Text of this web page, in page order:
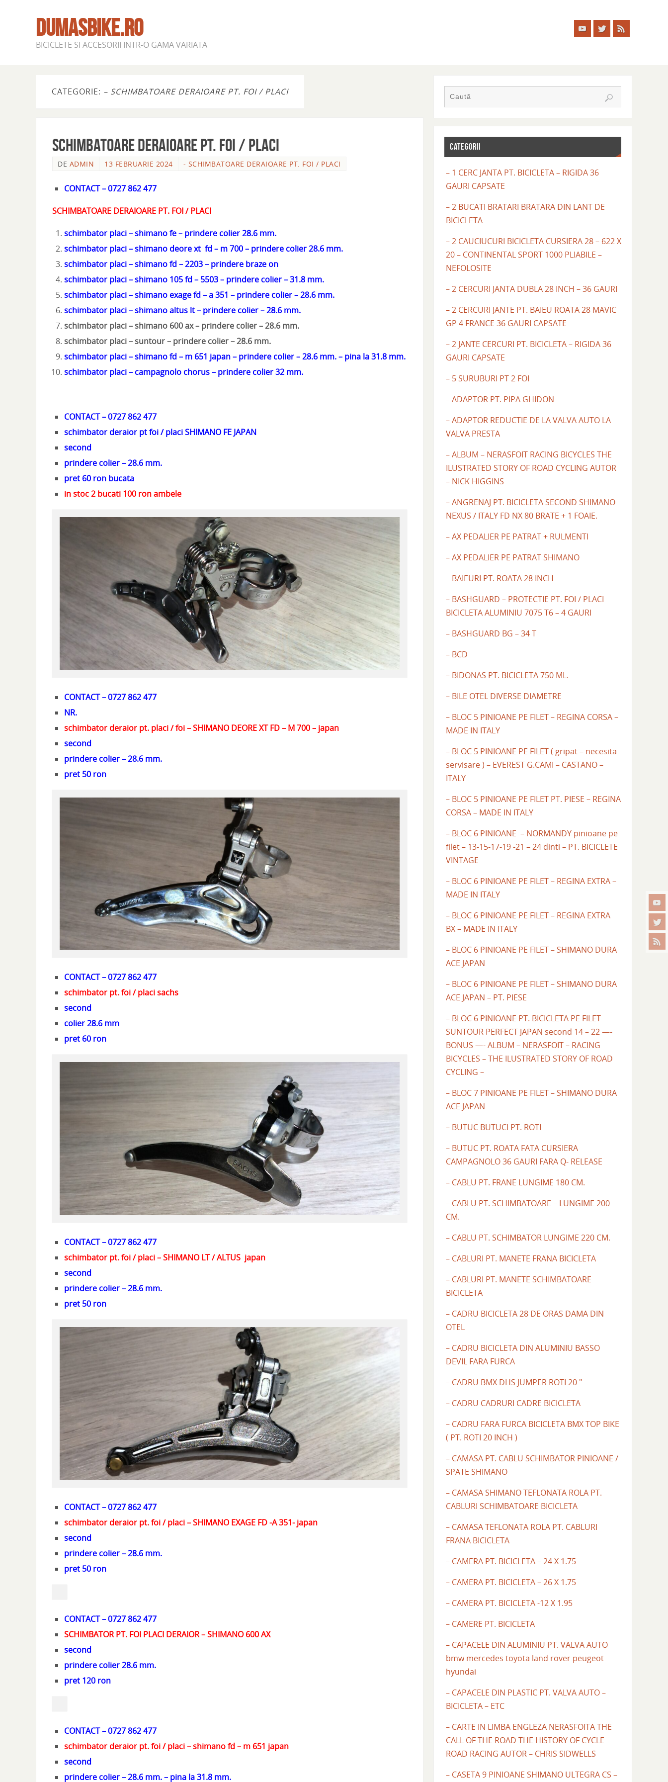
DUMASBIKE.RO
BICICLETE SI ACCESORII INTR-O GAMA VARIATA
CATEGORIE: – SCHIMBATOARE DERAIOARE PT. FOI / PLACI
SCHIMBATOARE DERAIOARE PT. FOI / PLACI
DE ADMIN 13 FEBRUARIE 2024 - SCHIMBATOARE DERAIOARE PT. FOI / PLACI
CONTACT – 0727 862 477
SCHIMBATOARE DERAIOARE PT. FOI / PLACI
schimbator placi – shimano fe – prindere colier 28.6 mm.
schimbator placi – shimano deore xt fd – m 700 – prindere colier 28.6 mm.
schimbator placi – shimano fd – 2203 – prindere braze on
schimbator placi – shimano 105 fd – 5503 – prindere colier – 31.8 mm.
schimbator placi – shimano exage fd – a 351 – prindere colier – 28.6 mm.
schimbator placi – shimano altus lt – prindere colier – 28.6 mm.
schimbator placi – shimano 600 ax – prindere colier – 28.6 mm.
schimbator placi – suntour – prindere colier – 28.6 mm.
schimbator placi – shimano fd – m 651 japan – prindere colier – 28.6 mm. – pina la 31.8 mm.
schimbator placi – campagnolo chorus – prindere colier 32 mm.
CONTACT – 0727 862 477
schimbator deraior pt foi / placi SHIMANO FE JAPAN
second
prindere colier – 28.6 mm.
pret 60 ron bucata
in stoc 2 bucati 100 ron ambele
CONTACT – 0727 862 477
NR.
schimbator deraior pt. placi / foi – SHIMANO DEORE XT FD – M 700 – japan
second
prindere colier – 28.6 mm.
pret 50 ron
CONTACT – 0727 862 477
schimbator pt. foi / placi sachs
second
colier 28.6 mm
pret 60 ron
CONTACT – 0727 862 477
schimbator pt. foi / placi – SHIMANO LT / ALTUS japan
second
prindere colier – 28.6 mm.
pret 50 ron
CONTACT – 0727 862 477
schimbator deraior pt. foi / placi – SHIMANO EXAGE FD -A 351- japan
second
prindere colier – 28.6 mm.
pret 50 ron
CONTACT – 0727 862 477
SCHIMBATOR PT. FOI PLACI DERAIOR – SHIMANO 600 AX
second
prindere colier 28.6 mm.
pret 120 ron
CONTACT – 0727 862 477
schimbator deraior pt. foi / placi – shimano fd – m 651 japan
second
prindere colier – 28.6 mm. – pina la 31.8 mm.
CATEGORII
– 1 CERC JANTA PT. BICICLETA – RIGIDA 36
GAURI CAPSATE
– 2 BUCATI BRATARI BRATARA DIN LANT DE
BICICLETA
– 2 CAUCIUCURI BICICLETA CURSIERA 28 – 622 X
20 – CONTINENTAL SPORT 1000 PLIABILE –
NEFOLOSITE
– 2 CERCURI JANTA DUBLA 28 INCH – 36 GAURI
– 2 CERCURI JANTE PT. BAIEU ROATA 28 MAVIC
GP 4 FRANCE 36 GAURI CAPSATE
– 2 JANTE CERCURI PT. BICICLETA – RIGIDA 36
GAURI CAPSATE
– 5 SURUBURI PT 2 FOI
– ADAPTOR PT. PIPA GHIDON
– ADAPTOR REDUCTIE DE LA VALVA AUTO LA
VALVA PRESTA
– ALBUM – NERASFOIT RACING BICYCLES THE
ILUSTRATED STORY OF ROAD CYCLING AUTOR
– NICK HIGGINS
– ANGRENAJ PT. BICICLETA SECOND SHIMANO
NEXUS / ITALY FD NX 80 BRATE + 1 FOAIE.
– AX PEDALIER PE PATRAT + RULMENTI
– AX PEDALIER PE PATRAT SHIMANO
– BAIEURI PT. ROATA 28 INCH
– BASHGUARD – PROTECTIE PT. FOI / PLACI
BICICLETA ALUMINIU 7075 T6 – 4 GAURI
– BASHGUARD BG – 34 T
– BCD
– BIDONAS PT. BICICLETA 750 ML.
– BILE OTEL DIVERSE DIAMETRE
– BLOC 5 PINIOANE PE FILET – REGINA CORSA –
MADE IN ITALY
– BLOC 5 PINIOANE PE FILET ( gripat – necesita
servisare ) – EVEREST G.CAMI – CASTANO –
ITALY
– BLOC 5 PINIOANE PE FILET PT. PIESE – REGINA
CORSA – MADE IN ITALY
– BLOC 6 PINIOANE – NORMANDY pinioane pe
filet – 13-15-17-19 -21 – 24 dinti – PT. BICICLETE
VINTAGE
– BLOC 6 PINIOANE PE FILET – REGINA EXTRA –
MADE IN ITALY
– BLOC 6 PINIOANE PE FILET – REGINA EXTRA
BX – MADE IN ITALY
– BLOC 6 PINIOANE PE FILET – SHIMANO DURA
ACE JAPAN
– BLOC 6 PINIOANE PE FILET – SHIMANO DURA
ACE JAPAN – PT. PIESE
– BLOC 6 PINIOANE PT. BICICLETA PE FILET
SUNTOUR PERFECT JAPAN second 14 – 22 —-
BONUS —- ALBUM – NERASFOIT – RACING
BICYCLES – THE ILUSTRATED STORY OF ROAD
CYCLING –
– BLOC 7 PINIOANE PE FILET – SHIMANO DURA
ACE JAPAN
– BUTUC BUTUCI PT. ROTI
– BUTUC PT. ROATA FATA CURSIERA
CAMPAGNOLO 36 GAURI FARA Q- RELEASE
– CABLU PT. FRANE LUNGIME 180 CM.
– CABLU PT. SCHIMBATOARE – LUNGIME 200
CM.
– CABLU PT. SCHIMBATOR LUNGIME 220 CM.
– CABLURI PT. MANETE FRANA BICICLETA
– CABLURI PT. MANETE SCHIMBATOARE
BICICLETA
– CADRU BICICLETA 28 DE ORAS DAMA DIN
OTEL
– CADRU BICICLETA DIN ALUMINIU BASSO
DEVIL FARA FURCA
– CADRU BMX DHS JUMPER ROTI 20 "
– CADRU CADRURI CADRE BICICLETA
– CADRU FARA FURCA BICICLETA BMX TOP BIKE
( PT. ROTI 20 INCH )
– CAMASA PT. CABLU SCHIMBATOR PINIOANE /
SPATE SHIMANO
– CAMASA SHIMANO TEFLONATA ROLA PT.
CABLURI SCHIMBATOARE BICICLETA
– CAMASA TEFLONATA ROLA PT. CABLURI
FRANA BICICLETA
– CAMERA PT. BICICLETA – 24 X 1.75
– CAMERA PT. BICICLETA – 26 X 1.75
– CAMERA PT. BICICLETA -12 X 1.95
– CAMERE PT. BICICLETA
– CAPACELE DIN ALUMINIU PT. VALVA AUTO
bmw mercedes toyota land rover peugeot
hyundai
– CAPACELE DIN PLASTIC PT. VALVA AUTO –
BICICLETA – ETC
– CARTE IN LIMBA ENGLEZA NERASFOITA THE
CALL OF THE ROAD THE HISTORY OF CYCLE
ROAD RACING AUTOR – CHRIS SIDWELLS
– CASETA 9 PINIOANE SHIMANO ULTEGRA CS –